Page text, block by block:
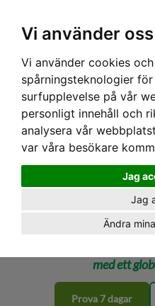
Vi använder
Vi använder cookies
spårningsteknologier
surfupplevelse på vår
personligt innehåll och
analysera vår
var våra besökare
Jag
Jag
Ändra
med ett
Prova 7 dagar